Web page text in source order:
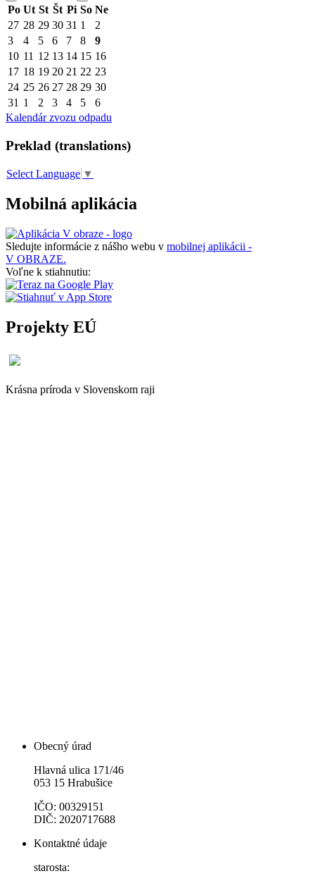
Po Ut St Št Pi So Ne
27 28 29 30 31 1
2
3
4 5 6 7 8
9
10 11 12 13 14 15 16
17 18 19 20 21 22 23
24 25 26 27 28 29 30
31 1 2 3 4 5
6
Kalendár zvozu odpadu
Preklad (translations)
Select Language ▼
Mobilná aplikácia
Sledujte informácie z nášho webu v mobilnej aplikácii -
V OBRAZE.
Voľne k stiahnutiu:
Projekty EÚ
Krásna príroda v Slovenskom raji
Obecný úrad
Hlavná ulica 171/46
053 15 Hrabušice
IČO: 00329151
DIČ: 2020717688
Kontaktné údaje
starosta: